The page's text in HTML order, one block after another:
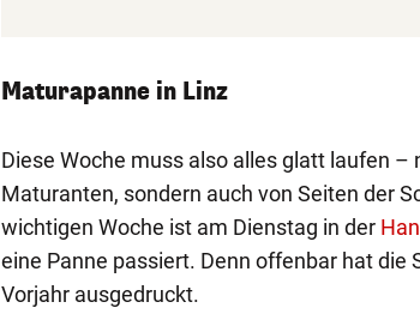
Maturapanne in Linz
Diese Woche muss also alles glatt laufen –
Maturanten, sondern auch von Seiten der
wichtigen Woche ist am Dienstag in der
eine Panne passiert. Denn offenbar hat die
Vorjahr ausgedruckt.